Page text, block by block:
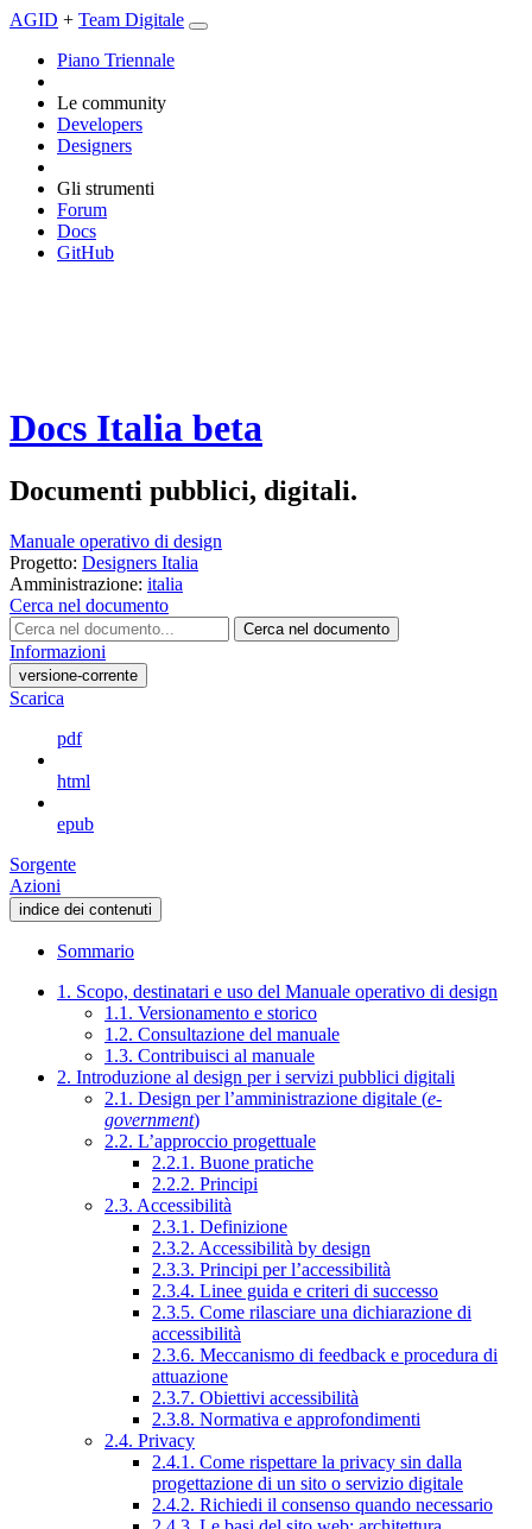
AGID + Team Digitale
Piano Triennale
Le community
Developers
Designers
Gli strumenti
Forum
Docs
GitHub
Docs Italia beta
Documenti pubblici, digitali.
Manuale operativo di design
Progetto: Designers Italia
Amministrazione: italia
Cerca nel documento
Cerca nel documento
Informazioni
versione-corrente
Scarica
pdf
html
epub
Sorgente
Azioni
indice dei contenuti
Sommario
1. Scopo, destinatari e uso del Manuale operativo di design
1.1. Versionamento e storico
1.2. Consultazione del manuale
1.3. Contribuisci al manuale
2. Introduzione al design per i servizi pubblici digitali
2.1. Design per l’amministrazione digitale (e-
government)
2.2. L’approccio progettuale
2.2.1. Buone pratiche
2.2.2. Principi
2.3. Accessibilità
2.3.1. Definizione
2.3.2. Accessibilità by design
2.3.3. Principi per l’accessibilità
2.3.4. Linee guida e criteri di successo
2.3.5. Come rilasciare una dichiarazione di
accessibilità
2.3.6. Meccanismo di feedback e procedura di
attuazione
2.3.7. Obiettivi accessibilità
2.3.8. Normativa e approfondimenti
2.4. Privacy
2.4.1. Come rispettare la privacy sin dalla
progettazione di un sito o servizio digitale
2.4.2. Richiedi il consenso quando necessario